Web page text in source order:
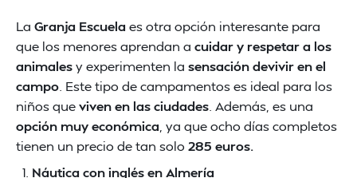
La Granja Escuela es otra opción interesante para
que los menores aprendan a cuidar y respetar a los
animalesy experimenten la sensación devivir en el
campo . Este tipo de campamentos es ideal para los
niños queviven en las ciudades . Además, es una
opción muy económica , ya que ocho días completos
tienen un precio de tan solo 285 euros.
Náutica con inglés en Almería